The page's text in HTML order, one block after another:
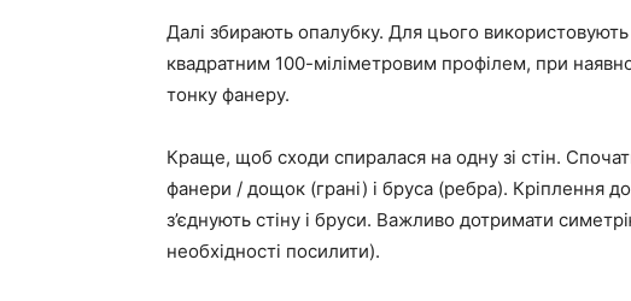
Далі збирають опалубку. Для цього
квадратним 100-міліметровим профілем, при
тонку фанеру.
Краще, щоб сходи спиралася на одну зі стін.
фанери / дощок (грані) і бруса (ребра). Кріплення
з’єднують стіну і бруси. Важливо дотримати
необхідності посилити).